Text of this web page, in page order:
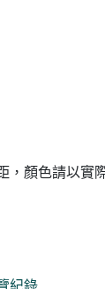
，顏色請以實
紀錄